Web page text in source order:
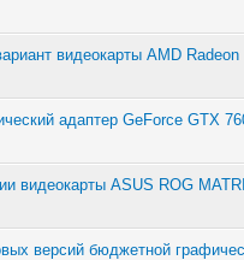
видеокарты AMD Radeon
адаптер GeForce GTX
видеокарты ASUS ROG
версий бюджетной